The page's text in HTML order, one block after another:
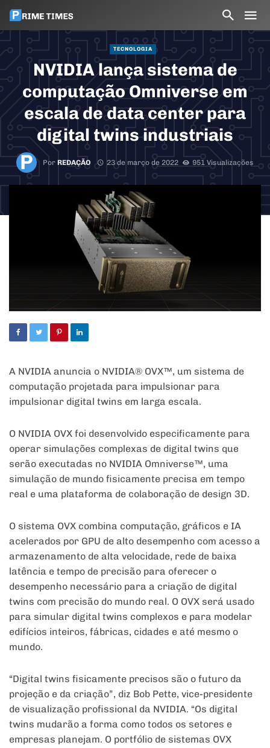
TECNOLOGIA
NVIDIA lança sistema de
computação Omniverse em
escala de data center para
digital twins industriais
PorREDAÇÃO 23 de março de 2022 951 Visualizações
A NVIDIA anuncia o NVIDIA® OVX™, um sistema de
computação projetada para impulsionar para
impulsionar digital twins em larga escala.
O NVIDIA OVX foi desenvolvido especificamente para
operar simulações complexas de digital twins que
serão executadas no NVIDIA Omniverse™, uma
simulação de mundo fisicamente precisa em tempo
real e uma plataforma de colaboração de design 3D.
O sistema OVX combina computação, gráficos e IA
acelerados por GPU de alto desempenho com acesso a
armazenamento de alta velocidade, rede de baixa
latência e tempo de precisão para oferecer o
desempenho necessário para a criação de digital
twins com precisão do mundo real. O OVX será usado
para simular digital twins complexos e para modelar
edifícios inteiros, fábricas, cidades e até mesmo o
mundo.
“Digital twins fisicamente precisos são o futuro da
projeção e da criação”, diz Bob Pette, vice-presidente
de visualização profissional da NVIDIA. “Os digital
twins mudarão a forma como todos os setores e
empresas planejam. O portfólio de sistemas OVX